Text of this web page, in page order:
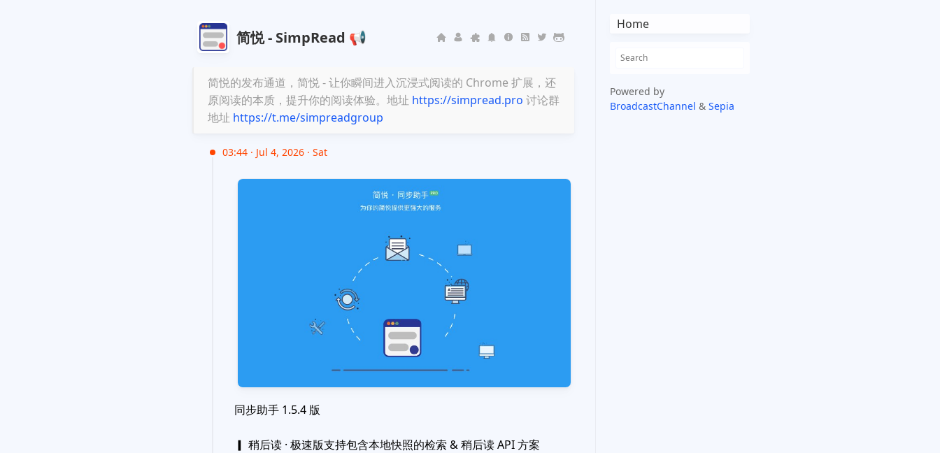
简悦 - SimpRead 📢
简悦的发布通道，简悦 - 让你瞬间进入沉浸式阅读的 Chrome 扩展，还
原阅读的本质，提升你的阅读体验。地址 https://simpread.pro 讨论群
地址 https://t.me/simpreadgroup
03:44 · Jul 4, 2026 · Sat
同步助手 1.5.4 版
▎ 稍后读 · 极速版支持包含本地快照的检索 & 稍后读 API 方案
Home
Powered by
BroadcastChannel & Sepia